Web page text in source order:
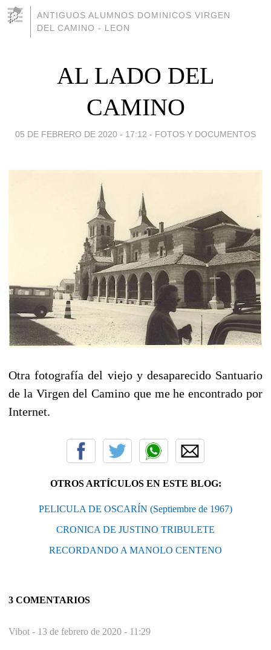
ANTIGUOS ALUMNOS DOMINICOS VIRGEN
DEL CAMINO - LEON
AL LADO DEL
CAMINO
05 DE FEBRERO DE 2020 - 17:12 - FOTOS Y DOCUMENTOS
Otra fotografía del viejo y desaparecido Santuario
de la Virgen del Camino que me he encontrado por
Internet.
OTROS ARTÍCULOS EN ESTE BLOG:
PELICULA DE OSCARÍN (Septiembre de 1967)
CRONICA DE JUSTINO TRIBULETE
RECORDANDO A MANOLO CENTENO
3 COMENTARIOS
Vibot - 13 de febrero de 2020 - 11:29